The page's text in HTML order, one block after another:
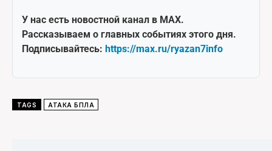
У нас есть новостной канал в MAX.
Рассказываем о главных событиях этого дня.
Подписывайтесь: https://max.ru/ryazan7info
TAGS АТАКА БПЛА